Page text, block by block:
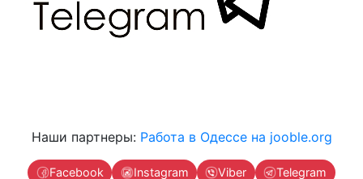
Наши партнеры: Работа в Одессе на jooble.org
Facebook Instagram Viber Telegram